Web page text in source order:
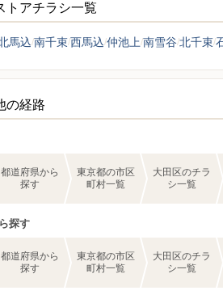
トアチラシ一覧
馬込 南千束西馬込 仲池上 南雪谷 北千束
の経路
都道府県から
探す
東京都の市区
町村一覧
大田区のチラ
シ一覧
探す
都道府県から
探す
東京都の市区
町村一覧
大田区のチラ
シ一覧